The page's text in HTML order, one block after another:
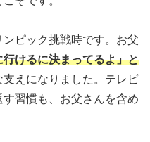
ピック挑戦時です。お父
けるに決まってるよ」と
支えになりました。テレビ
習慣も、お父さんを含め